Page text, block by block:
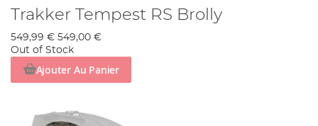
Trakker Tempest RS Brolly
549,99 € 549,00 €
Out of Stock
Ajouter Au Panier